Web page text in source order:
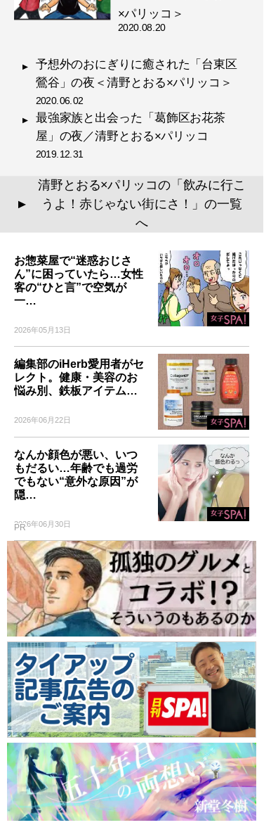
×パリッコ＞
2020.08.20
予想外のおにぎりに癒された「台東区
鶯谷」の夜＜清野とおる×パリッコ＞
2020.06.02
最強家族と出会った「葛飾区お花茶
屋」の夜／清野とおる×パリッコ
2019.12.31
▲
清野とおる×パリッコの「飲みに行こ
うよ！赤じゃない街にさ！」の一覧
へ
お惣菜屋で“迷惑おじさ
ん”に困っていたら…女性
客の“ひと言”で空気が
一…
2026年05月13日
編集部のiHerb愛用者がセ
レクト。健康・美容のお
悩み別、鉄板アイテム…
2026年06月22日
なんか顔色が悪い、いつ
もだるい…年齢でも過労
でもない“意外な原因”が
隠…
2026年06月30日
PR